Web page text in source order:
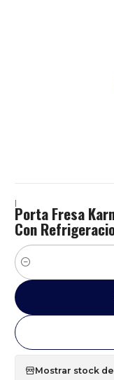
|
Porta Fresa
Con
Cantidad
Mostrar stock